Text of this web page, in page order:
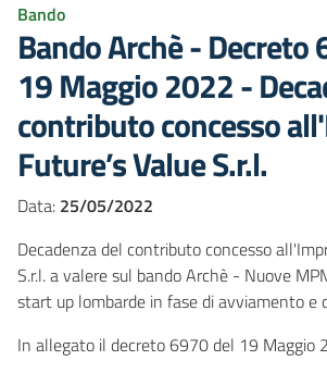
Bando
Bando Archè - Decreto
19 Maggio 2022 -
contributo concesso
Future’s Value S.r.l.
Data: 25/05/2022
Decadenza del contributo concesso
S.r.l. a valere sul bando Archè - Nuove
start up lombarde in fase di avviamento e
In allegato il decreto 6970 del 19 Maggio